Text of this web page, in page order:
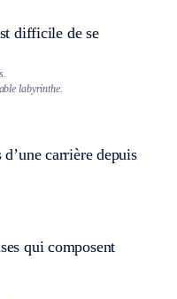
difficile de se
labyrinthe.
carrière depuis
qui composent